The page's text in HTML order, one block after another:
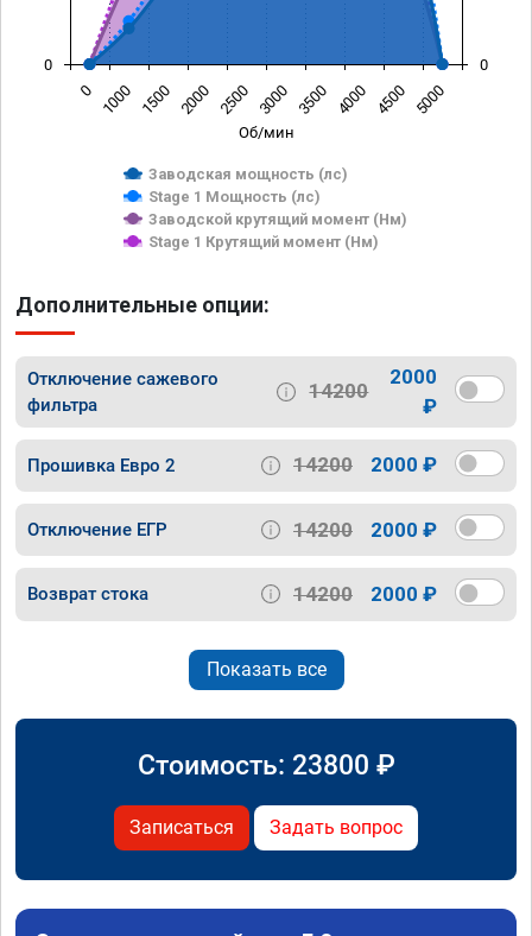
Об/мин
Заводская мощность (лс)
Stage 1 Мощность (лс)
Заводской крутящий момент (Нм)
Stage 1 Крутящий момент (Нм)
0 1000 1500 2000 2500 3000 3500 4000 4500 5000
0 0
Дополнительные опции:
Отключение сажевого
фильтра
14200
2000
₽
Прошивка Евро 2 14200 2000 ₽
Отключение ЕГР 14200 2000 ₽
Возврат стока 14200 2000 ₽
Показать все
Стоимость: 23800 ₽
Записаться Задать вопрос